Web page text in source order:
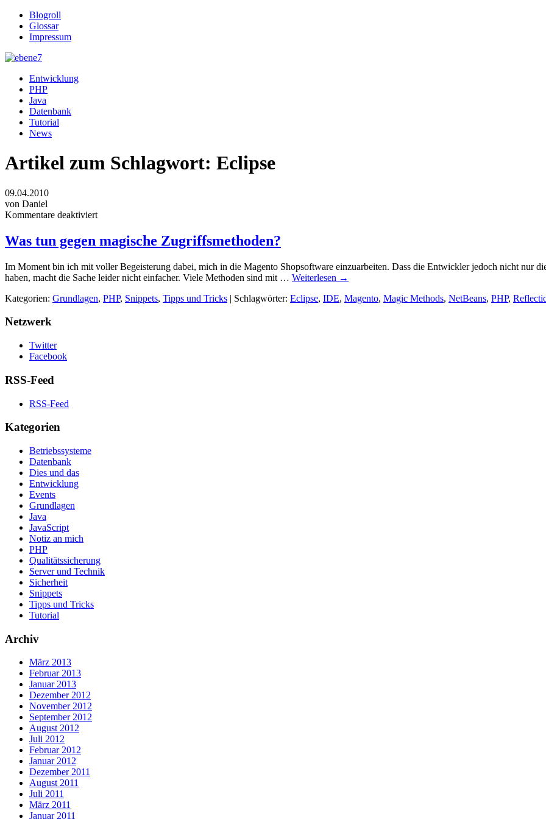
Blogroll
Glossar
Impressum
Entwicklung
PHP
Java
Datenbank
Tutorial
News
Artikel zum Schlagwort: Eclipse
09.04.2010
von Daniel
Kommentare deaktiviert
Was tun gegen magische Zugriffsmethoden?
Im Moment bin ich mit voller Begeisterung dabei, mich in die Magento Shopsoftware einzuarbeiten. Dass die Entwickler jedoch nicht nur
haben, macht die Sache leider nicht einfacher. Viele Methoden sind mit … Weiterlesen →
Kategorien: Grundlagen, PHP, Snippets, Tipps und Tricks | Schlagwörter: Eclipse, IDE, Magento, Magic Methods, NetBeans, PHP,
Netzwerk
Twitter
Facebook
RSS-Feed
RSS-Feed
Kategorien
Betriebssysteme
Datenbank
Dies und das
Entwicklung
Events
Grundlagen
Java
JavaScript
Notiz an mich
PHP
Qualitätssicherung
Server und Technik
Sicherheit
Snippets
Tipps und Tricks
Tutorial
Archiv
März 2013
Februar 2013
Januar 2013
Dezember 2012
November 2012
September 2012
August 2012
Juli 2012
Februar 2012
Januar 2012
Dezember 2011
August 2011
Juli 2011
März 2011
Januar 2011